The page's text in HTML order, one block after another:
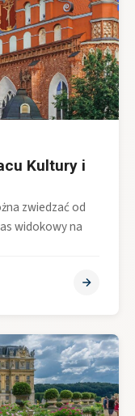
Kultury i
zwiedzać od
widokowy na